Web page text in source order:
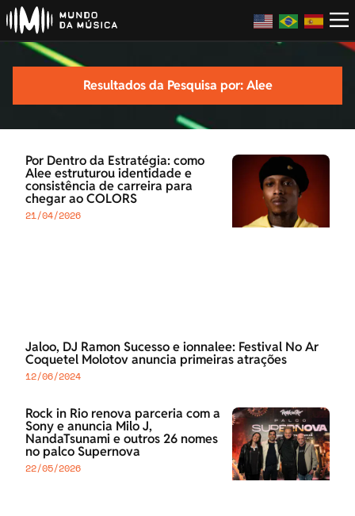
Resultados da Pesquisa por: Alee
Por Dentro da Estratégia: como
Alee estruturou identidade e
consistência de carreira para
chegar ao COLORS
21/04/2026
Jaloo, DJ Ramon Sucesso e ionnalee: Festival No Ar
Coquetel Molotov anuncia primeiras atrações
12/06/2024
Rock in Rio renova parceria com a
Sony e anuncia Milo J,
NandaTsunami e outros 26 nomes
no palco Supernova
22/05/2026